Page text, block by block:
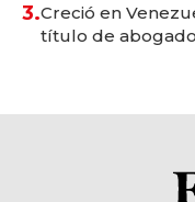
3.Creció en
título de